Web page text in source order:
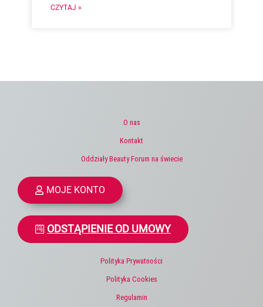
CZYTAJ »
O nas
Kontakt
Oddziały Beauty Forum na świecie
MOJE KONTO
ODSTĄPIENIE OD UMOWY
Polityka Prywatności
Polityka Cookies
Regulamin